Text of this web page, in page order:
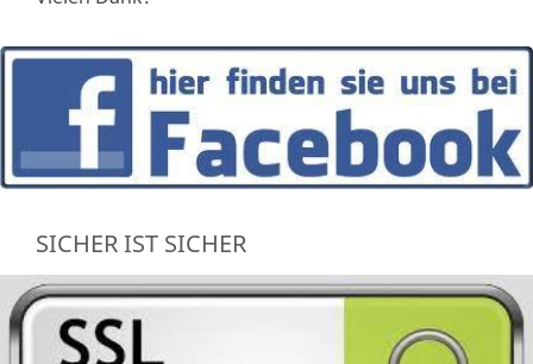
SICHER IST SICHER